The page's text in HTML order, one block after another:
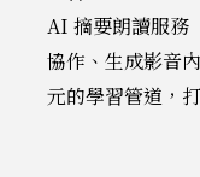
AI 摘要朗讀服務
協作、生成影音
元的學習管道，